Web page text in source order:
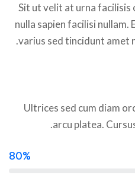
Sit ut velit at urna facilisis
nulla sapien facilisi nullam.
varius sed tincidunt amet
Ultrices sed cum diam
arcu platea.
80%